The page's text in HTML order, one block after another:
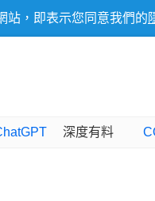
站，即表示您同意我們的
深度有料